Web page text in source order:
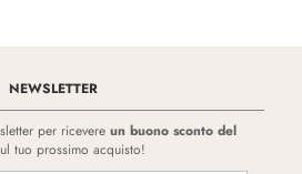
NEWSLETTER
per ricevere un buono sconto del
tuo prossimo acquisto!